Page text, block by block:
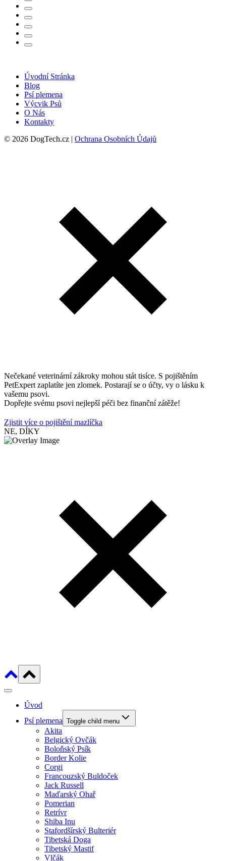
Úvodní Stránka
Blog
Psí plemena
Výcvik Psů
O Nás
Kontakty
© 2026 DogTech.cz | Ochrana Osobních Údajů
Nečekané veterinární zákroky mohou stát tisíce. S pojištěním
PetExpert zaplatíte jen zlomek. Postarají se o účty, vy o lásku k
vašemu psovi.
Dopřejte svému psovi nejlepší péči bez finanční zátěže!
Zjistit více o pojištění mazlíčka
NE, DÍKY
Úvod
Psí plemena Toggle child menu
Akita
Belgický Ovčák
Boloňský Psík
Border Kolie
Corgi
Francouzský Buldoček
Jack Russell
Maďarský Ohař
Pomerian
Retrívr
Shiba Inu
Stafordšírský Bulteriér
Tibetská Doga
Tibetský Mastif
Vlčák